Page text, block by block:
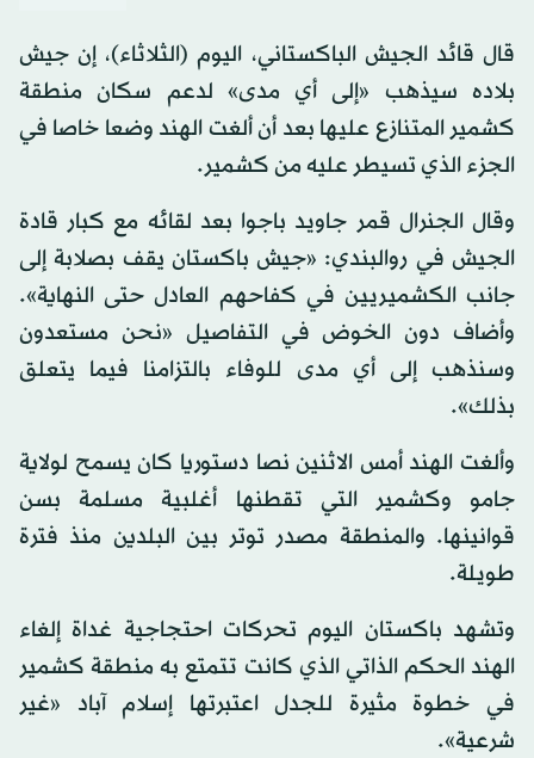
قال قائد الجيش الباكستاني، اليوم (الثلاثاء)، إن جيش
بلاده سيذهب «إلى أي مدى» لدعم سكان منطقة
كشمير المتنازع عليها بعد أن ألغت الهند وضعا خاصا في
الجزء الذي تسيطر عليه من كشمير.
وقال الجنرال قمر جاويد باجوا بعد لقائه مع كبار قادة
الجيش في روالبندي: «جيش باكستان يقف بصلابة إلى
جانب الكشميريين في كفاحهم العادل حتى النهاية».
وأضاف دون الخوض في التفاصيل «نحن مستعدون
وسنذهب إلى أي مدى للوفاء بالتزامنا فيما يتعلق
بذلك».
وألغت الهند أمس الاثنين نصا دستوريا كان يسمح لولاية
جامو وكشمير التي تقطنها أغلبية مسلمة بسن
قوانينها. والمنطقة مصدر توتر بين البلدين منذ فترة
طويلة.
وتشهد باكستان اليوم تحركات احتجاجية غداة إلغاء
الهند الحكم الذاتي الذي كانت تتمتع به منطقة كشمير
في خطوة مثيرة للجدل اعتبرتها إسلام آباد «غير
شرعية».